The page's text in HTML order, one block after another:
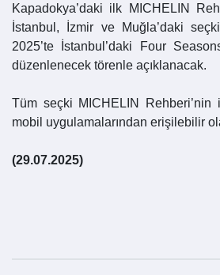
Kapadokya’daki ilk MICHELIN
İstanbul, İzmir ve Muğla’daki
2025’te İstanbul’daki Four
düzenlenecek törenle açıklanacak.
Tüm seçki MICHELIN Rehberi’nin
mobil uygulamalarından erişilebilir
(29.07.2025)